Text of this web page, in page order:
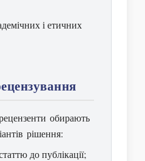
і етичних
обирають
рішення:
до публікації;